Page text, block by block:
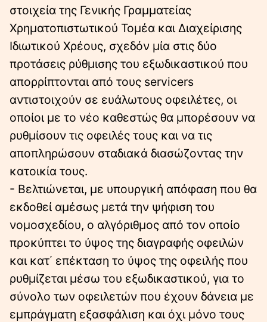
στοιχεία της Γενικής Γραμματείας
Χρηματοπιστωτικού Τομέα και Διαχείρισης
Ιδιωτικού Χρέους, σχεδόν μία στις δύο
προτάσεις ρύθμισης του εξωδικαστικού που
απορρίπτονται από τους servicers
αντιστοιχούν σε ευάλωτους οφειλέτες, οι
οποίοι με το νέο καθεστώς θα μπορέσουν να
ρυθμίσουν τις οφειλές τους και να τις
αποπληρώσουν σταδιακά διασώζοντας την
κατοικία τους.
- Βελτιώνεται, με υπουργική απόφαση που θα
εκδοθεί αμέσως μετά την ψήφιση του
νομοσχεδίου, ο αλγόριθμος από τον οποίο
προκύπτει το ύψος της διαγραφής οφειλών
και κατ΄ επέκταση το ύψος της οφειλής που
ρυθμίζεται μέσω του εξωδικαστικού, για το
σύνολο των οφειλετών που έχουν δάνεια με
εμπράγματη εξασφάλιση και όχι μόνο τους